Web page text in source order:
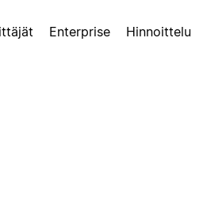
Enterprise Hinnoittelu